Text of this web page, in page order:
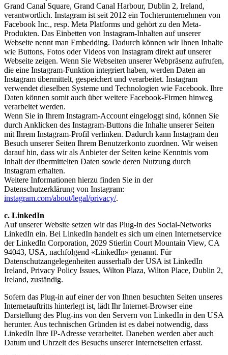
Grand Canal Square, Grand Canal Harbour, Dublin 2, Ireland,
verantwortlich. Instagram ist seit 2012 ein Tochterunternehmen von
Facebook Inc., resp. Meta Platforms und gehört zu den Meta-
Produkten. Das Einbetten von Instagram-Inhalten auf unserer
Webseite nennt man Embedding. Dadurch können wir Ihnen Inhalte
wie Buttons, Fotos oder Videos von Instagram direkt auf unserer
Webseite zeigen. Wenn Sie Webseiten unserer Webpräsenz aufrufen,
die eine Instagram-Funktion integriert haben, werden Daten an
Instagram übermittelt, gespeichert und verarbeitet. Instagram
verwendet dieselben Systeme und Technologien wie Facebook. Ihre
Daten können somit auch über weitere Facebook-Firmen hinweg
verarbeitet werden.
Wenn Sie in Ihrem Instagram-Account eingeloggt sind, können Sie
durch Anklicken des Instagram-Buttons die Inhalte unserer Seiten
mit Ihrem Instagram-Profil verlinken. Dadurch kann Instagram den
Besuch unserer Seiten Ihrem Benutzerkonto zuordnen. Wir weisen
darauf hin, dass wir als Anbieter der Seiten keine Kenntnis vom
Inhalt der übermittelten Daten sowie deren Nutzung durch
Instagram erhalten.
Weitere Informationen hierzu finden Sie in der
Datenschutzerklärung von Instagram:
instagram.com/about/legal/privacy/.
c. LinkedIn
Auf unserer Website setzen wir das Plug-in des Social-Networks
LinkedIn ein. Bei LinkedIn handelt es sich um einen Internetservice
der LinkedIn Corporation, 2029 Stierlin Court Mountain View, CA
94043, USA, nachfolgend «LinkedIn» genannt. Für
Datenschutzangelegenheiten ausserhalb der USA ist LinkedIn
Ireland, Privacy Policy Issues, Wilton Plaza, Wilton Place, Dublin 2,
Ireland, zuständig.
Sofern das Plug-in auf einer der von Ihnen besuchten Seiten unseres
Internetauftritts hinterlegt ist, lädt Ihr Internet-Browser eine
Darstellung des Plug-ins von den Servern von LinkedIn in den USA
herunter. Aus technischen Gründen ist es dabei notwendig, dass
LinkedIn Ihre IP-Adresse verarbeitet. Daneben werden aber auch
Datum und Uhrzeit des Besuchs unserer Internetseiten erfasst.